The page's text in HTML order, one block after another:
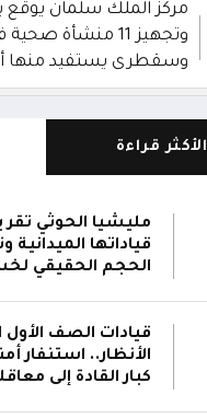
مركز الملك سلمان يوقع
وتجهيز 11 منشأة
وسقطرى يستفيد منها أكثر من
الشركة اليمنية للغاز:
الانتهاء وإمدادات الغاز
احتياجات كافة
محمد كزمان وكيلاً لقطاع
سعد السقطري وكيلاً
الجهاز المركزي لأمن الدولة
الأكثر قراءة
مليشيا الحوثي
قياداتها
الحجم الحقيقي
قيادات الصف الأول
الأنظار.. استنفار
كبار القادة إلى